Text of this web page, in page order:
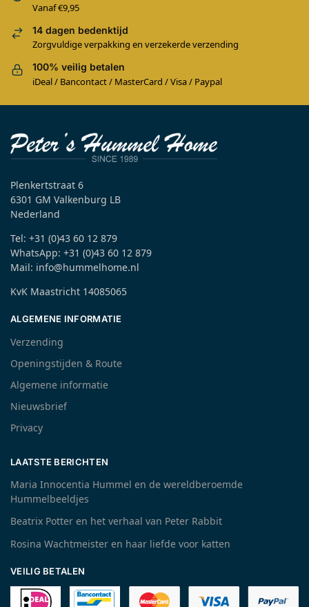
Vanaf €9,95
14 dagen bedenktijd
Zorgvuldige verpakking en verzekerde verzending
100% veilig betalen
iDeal / Bancontact / MasterCard / Visa / Paypal
Plenkertstraat 6
6301 GM Valkenburg LB
Nederland
Tel: +31 (0)43 60 12 879
WhatsApp: +31 (0)43 60 12 879
Mail: info@hummelhome.nl
KvK Maastricht 14085065
ALGEMENE INFORMATIE
Verzending
Openingstijden & Route
Algemene informatie
Nieuwsbrief
Privacy
LAATSTE BERICHTEN
Maria Innocentia Hummel en de wereldberoemde
Hummelbeeldjes
Beatrix Potter en het verhaal van Peter Rabbit
Rosina Wachtmeister en haar liefde voor katten
VEILIG BETALEN